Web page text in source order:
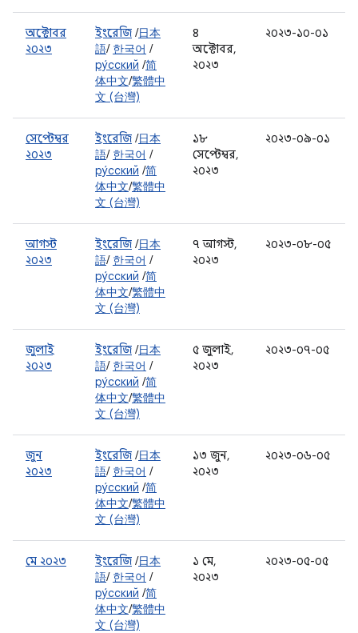
অক্টোবর
২০২৩
ইংরেজি /日本
語/ 한국어 /
ру́сский /简
体中文/繁體中
文 (台灣)
৪
অক্টোবর,
২০২৩
২০২৩-১০-০১
সেপ্টেম্বর
২০২৩
ইংরেজি /日本
語/ 한국어 /
ру́сский /简
体中文/繁體中
文 (台灣)
১৮
সেপ্টেম্বর,
২০২৩
২০২৩-০৯-০১
আগস্ট
২০২৩
ইংরেজি /日本
語/ 한국어 /
ру́сский /简
体中文/繁體中
文 (台灣)
৭ আগস্ট,
২০২৩
২০২৩-০৮-০৫
জুলাই
২০২৩
ইংরেজি /日本
語/ 한국어 /
ру́сский /简
体中文/繁體中
文 (台灣)
৫ জুলাই,
২০২৩
২০২৩-০৭-০৫
জুন
২০২৩
ইংরেজি /日本
語/ 한국어 /
ру́сский /简
体中文/繁體中
文 (台灣)
১৩ জুন,
২০২৩
২০২৩-০৬-০৫
মে ২০২৩ ইংরেজি /日本
語/ 한국어 /
ру́сский /简
体中文/繁體中
文 (台灣)
১ মে,
২০২৩
২০২৩-০৫-০৫